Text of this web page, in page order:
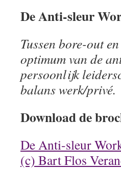
De Anti-sleur
Tussen bore-out
optimum van de
persoonlijk
balans werk/privé.
Download de
De Anti-sleur
(c) Bart Flos